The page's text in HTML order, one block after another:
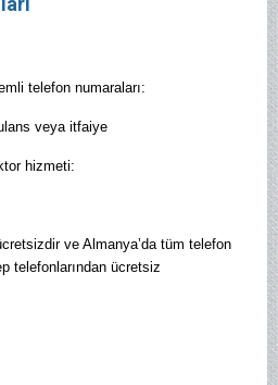
telefon numaraları:
veya itfaiye
hizmeti:
ve Almanya’da tüm telefon
telefonlarından ücretsiz